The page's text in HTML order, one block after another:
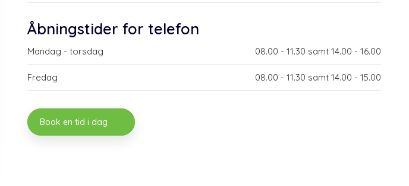
​Åbningstider for telefon
Mandag - torsdag​ ​08.00 - 11.30 samt 14.00 - 16.00​
Fredag ​08.00 - 11.30 samt 14.00 - 15.00
Book en tid i dag